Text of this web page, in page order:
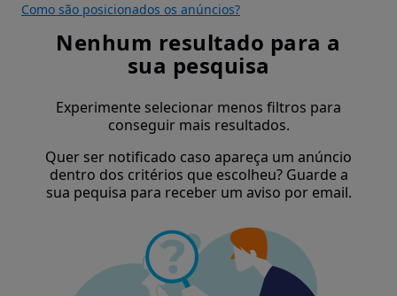
Como são posicionados os anúncios?
Nenhum resultado para a
sua pesquisa
Experimente selecionar menos filtros para
conseguir mais resultados.
Quer ser notificado caso apareça um anúncio
dentro dos critérios que escolheu? Guarde a
sua pequisa para receber um aviso por email.